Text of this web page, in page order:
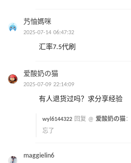
艿怞媽咪
2025-07-14 06:47:32
汇率7.5代刷
爱酸奶の猫
2025-07-09 22:14:09
有人退货过吗？求分享经验
wyl6144322 回复 @ 爱酸奶の猫 ：
忘了
maggielin6